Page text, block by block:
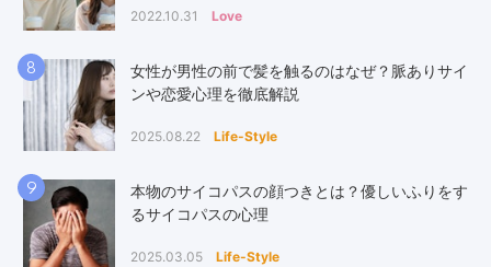
2022.10.31 Love
8
女性が男性の前で髪を触るのはなぜ？脈ありサイ
ンや恋愛心理を徹底解説
2025.08.22 Life-Style
9
本物のサイコパスの顔つきとは？優しいふりをす
るサイコパスの心理
2025.03.05 Life-Style